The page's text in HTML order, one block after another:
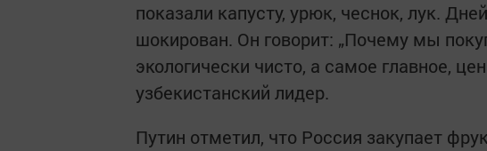
показали капусту, урюк, чеснок, лук.
шокирован. Он говорит: „Почему мы
экологически чисто, а самое главное,
узбекистанский лидер.
Путин отметил, что Россия закупает